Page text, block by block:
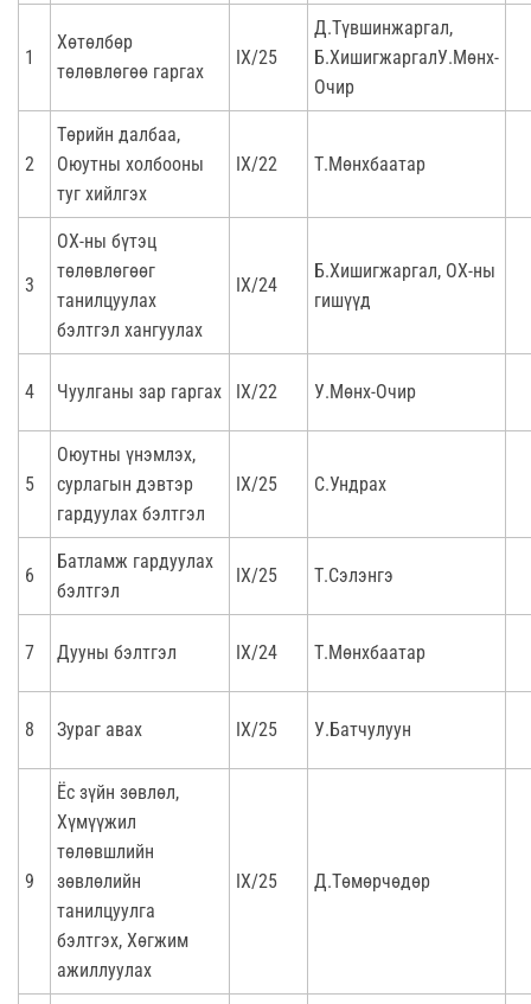
1
Хөтөлбөр
төлөвлөгөө гаргах
IX/25
Д.Түвшинжаргал,
Б.ХишигжаргалУ.Мөнх-
Очир
2
Төрийн далбаа,
Оюутны холбооны
туг хийлгэх
IX/22 Т.Мөнхбаатар
3
ОХ-ны бүтэц
төлөвлөгөөг
танилцуулах
бэлтгэл хангуулах
IX/24
Б.Хишигжаргал, ОХ-ны
гишүүд
4 Чуулганы зар гаргах IX/22 У.Мөнх-Очир
5
Оюутны үнэмлэх,
сурлагын дэвтэр
гардуулах бэлтгэл
IX/25 С.Ундрах
6
Батламж гардуулах
бэлтгэл
IX/25 Т.Сэлэнгэ
7 Дууны бэлтгэл IX/24 Т.Мөнхбаатар
8 Зураг авах IX/25 У.Батчулуун
9
Ёс зүйн зөвлөл,
Хүмүүжил
төлөвшлийн
зөвлөлийн
танилцуулга
бэлтгэх, Хөгжим
ажиллуулах
IX/25 Д.Төмөрчөдөр